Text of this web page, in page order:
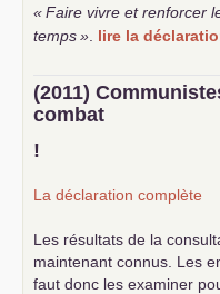
«Faire vivre et renforcer
temps» lire la
(2011)
combat
!
La déclaration complète
Les résultats de la
maintenant connus. Les
faut donc les examiner